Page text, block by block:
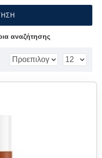
αναζήτησης